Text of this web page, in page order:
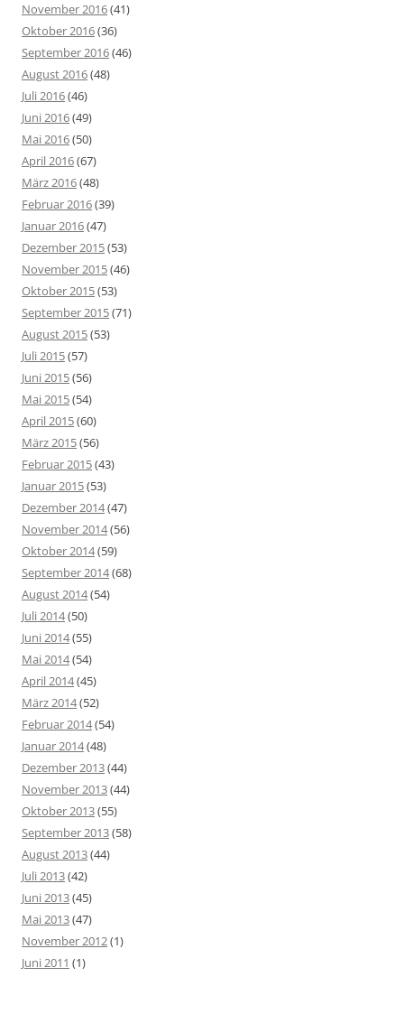
November 2016(41)
Oktober 2016(36)
September 2016(46)
August 2016(48)
Juli 2016(46)
Juni 2016(49)
Mai 2016(50)
April 2016(67)
März 2016(48)
Februar 2016(39)
Januar 2016(47)
Dezember 2015(53)
November 2015(46)
Oktober 2015(53)
September 2015(71)
August 2015(53)
Juli 2015(57)
Juni 2015(56)
Mai 2015(54)
April 2015(60)
März 2015(56)
Februar 2015(43)
Januar 2015(53)
Dezember 2014(47)
November 2014(56)
Oktober 2014(59)
September 2014(68)
August 2014(54)
Juli 2014(50)
Juni 2014(55)
Mai 2014(54)
April 2014(45)
März 2014(52)
Februar 2014(54)
Januar 2014(48)
Dezember 2013(44)
November 2013(44)
Oktober 2013(55)
September 2013(58)
August 2013(44)
Juli 2013(42)
Juni 2013(45)
Mai 2013(47)
November 2012(1)
Juni 2011 (1)